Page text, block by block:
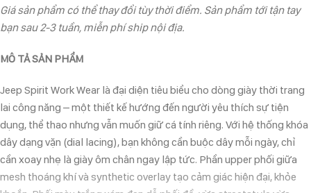
Giá sản phẩm có thể thay đổi tùy thời điểm. Sản phẩm tới tận tay
bạn sau 2-3 tuần, miễn phí ship nội địa.
MÔ TẢ SẢN PHẨM
Jeep Spirit Work Wear là đại diện tiêu biểu cho dòng giày thời trang
lai công năng – một thiết kế hướng đến người yêu thích sự tiện
dụng, thể thao nhưng vẫn muốn giữ cá tính riêng. Với hệ thống khóa
dây dạng vặn (dial lacing), bạn không cần buộc dây mỗi ngày, chỉ
cần xoay nhẹ là giày ôm chân ngay lập tức. Phần upper phối giữa
mesh thoáng khí và synthetic overlay tạo cảm giác hiện đại, khỏe